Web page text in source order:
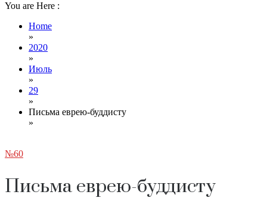
You are Here :
Home
»
2020
»
Июль
»
29
»
Письма еврею-буддисту
»
№60
Письма еврею-буддисту